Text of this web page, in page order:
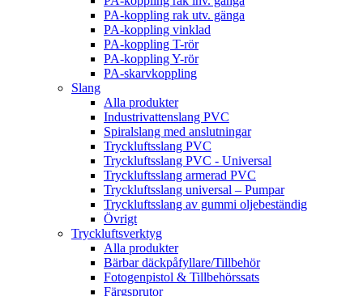
PA-koppling rak utv. gänga
PA-koppling vinklad
PA-koppling T-rör
PA-koppling Y-rör
PA-skarvkoppling
Slang
Alla produkter
Industrivattenslang PVC
Spiralslang med anslutningar
Tryckluftsslang PVC
Tryckluftsslang PVC - Universal
Tryckluftsslang armerad PVC
Tryckluftsslang universal – Pumpar
Tryckluftsslang av gummi oljebeständig
Övrigt
Tryckluftsverktyg
Alla produkter
Bärbar däckpåfyllare/Tillbehör
Fotogenpistol & Tillbehörssats
Färgsprutor